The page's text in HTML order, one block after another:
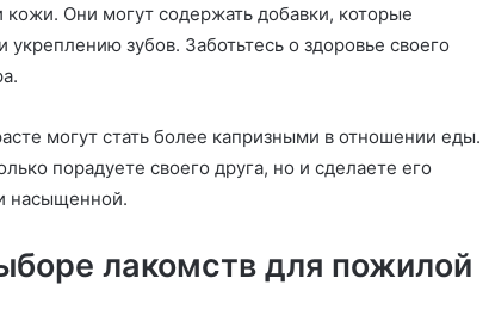
Они могут содержать добавки, которые
зубов. Заботьтесь о здоровье своего
могут стать более капризными в отношении еды.
порадуете своего друга, но и сделаете его
насыщенной.
лакомств для пожилой